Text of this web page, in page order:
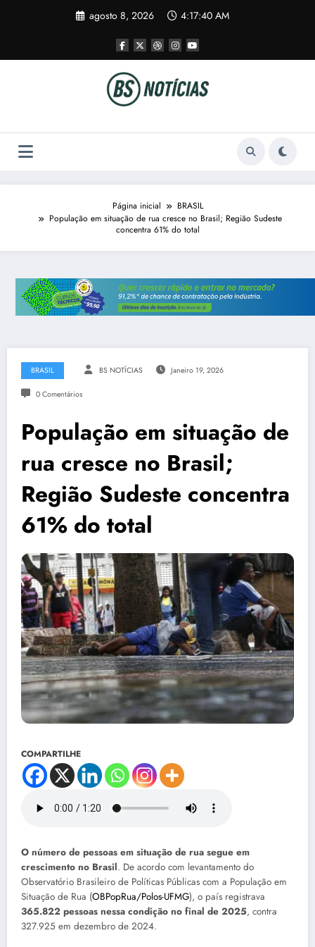
agosto 8, 2026 4:17:41 AM
Página inicial
BRASIL
População em situação de rua cresce no Brasil; Região Sudeste
concentra 61% do total
BRASIL BS NOTÍCIAS Janeiro 19, 2026
0 Comentários
População em situação de
rua cresce no Brasil;
Região Sudeste concentra
61% do total
COMPARTILHE
O número de pessoas em situação de rua segue em
crescimento no Brasil. De acordo com levantamento do
Observatório Brasileiro de Políticas Públicas com a População em
Situação de Rua (OBPopRua/Polos-UFMG), o país registrava
365.822 pessoas nessa condição no final de 2025, contra
327.925 em dezembro de 2024.